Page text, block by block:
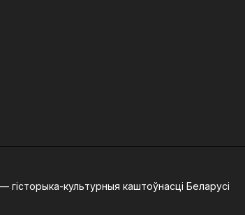
гісторыка-культурныя каштоўнасці Беларусі